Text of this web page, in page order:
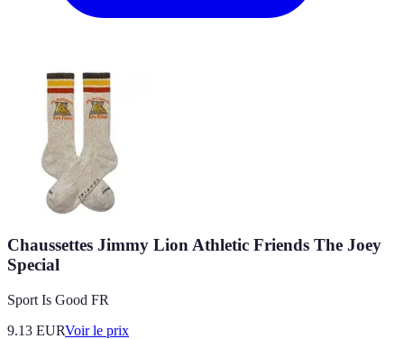
Chaussettes Jimmy Lion Athletic Friends The Joey
Special
Sport Is Good FR
9.13 EURVoir le prix